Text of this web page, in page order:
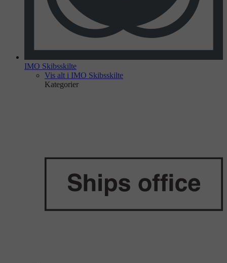
IMO Skibsskilte
Vis alt i IMO Skibsskilte
Kategorier